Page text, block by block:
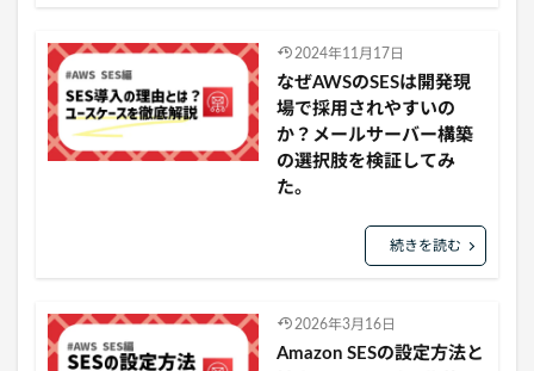
2024年11月17日
なぜAWSのSESは開発現
場で採用されやすいの
か？メールサーバー構築
の選択肢を検証してみ
た。
続きを読む
2026年3月16日
Amazon SESの設定方法と